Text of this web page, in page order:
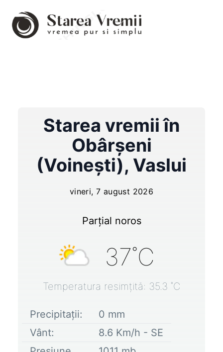
Starea vremii în
Obârşeni
(Voineşti), Vaslui
vineri, 7 august 2026
Parțial noros
37˚C
Temperatura resimțită: 35.3 ˚C
Precipitații: 0 mm
Vânt:
8.6 Km/h - SE